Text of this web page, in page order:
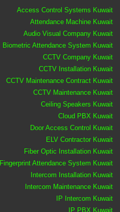
Access Control Systems Kuwait
Attendance Machine Kuwait
Audio Visual Company Kuwait
Biometric Attendance System Kuwait
CCTV Company Kuwait
CCTV Installation Kuwait
CCTV Maintenance Contract Kuwait
CCTV Maintenance Kuwait
Ceiling Speakers Kuwait
Cloud PBX Kuwait
Door Access Control Kuwait
ELV Contractor Kuwait
Fiber Optic Installation Kuwait
Fingerprint Attendance System Kuwait
Intercom Installation Kuwait
Intercom Maintenance Kuwait
IP Intercom Kuwait
IP PBX Kuwait